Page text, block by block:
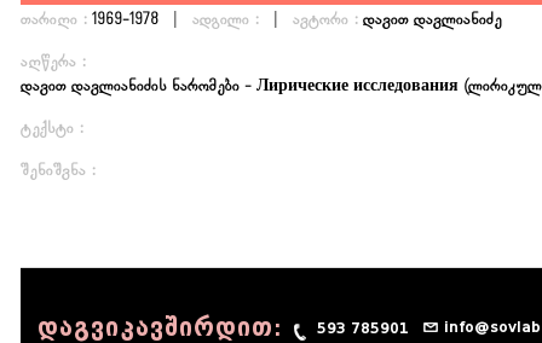
თარიღი : 1969-1978 | ადგილი : | ავტორი : დავით დავლიანიძე
აღწერა :
დავით დავლიანიძის ნარომები - Лирические исследования
ტექსტი :
შენიშვნა :
დაგვიკავშირდით: 593 785901